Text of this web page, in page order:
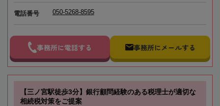
電話番号 050-5268-8595
事務所に電話する 事務所にメールする
【三ノ宮駅徒歩3分】銀行顧問経験のある税理士が適切な
相続税対策をご提案